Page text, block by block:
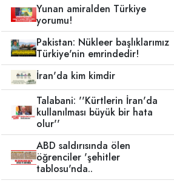
Yunan amiralden Türkiye
yorumu!
Pakistan: Nükleer başlıklarımız
Türkiye'nin emrindedir!
İran'da kim kimdir
Talabani: ''Kürtlerin İran'da
kullanılması büyük bir hata
olur''
ABD saldırısında ölen
öğrenciler 'şehitler
tablosu'nda..